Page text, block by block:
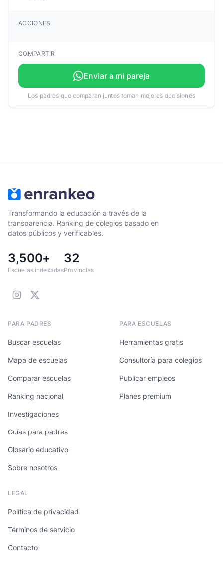
ACCIONES
COMPARTIR
Enviar a mi pareja
Los padres que comparan juntos toman mejores decisiones
Transformando la educación a través de la
transparencia. Ranking de colegios basado en
datos públicos y verificables.
3,500+
Escuelas indexadas
32
Provincias
PARA PADRES
Buscar escuelas
Mapa de escuelas
Comparar escuelas
Ranking nacional
Investigaciones
Guías para padres
Glosario educativo
Sobre nosotros
PARA ESCUELAS
Herramientas gratis
Consultoría para colegios
Publicar empleos
Planes premium
LEGAL
Política de privacidad
Términos de servicio
Contacto